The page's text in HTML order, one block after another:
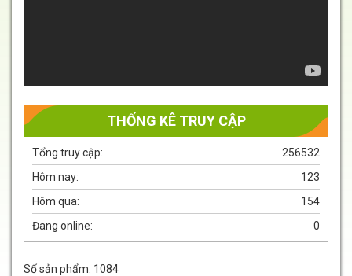
THỐNG KÊ TRUY CẬP
256532
Tổng truy cập:
123
Hôm nay:
154
Hôm qua:
0
Đang online:
Số sản phẩm: 1084